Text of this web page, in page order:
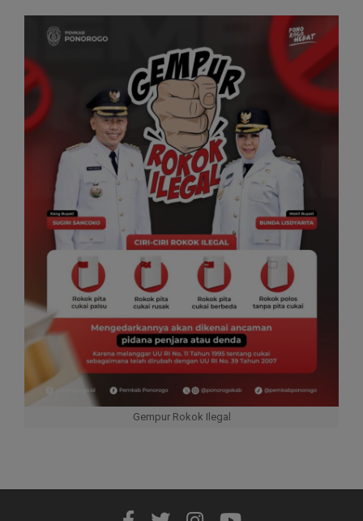
Gempur Rokok Ilegal